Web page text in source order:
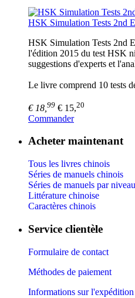
HSK Simulation Tests 2nd
HSK Simulation Tests 2nd
l'édition 2015 du test HSK
suggestions d'experts et
Le livre comprend 10 tests
€ 18, 99 € 15,20
Commander
Acheter maintenant
Tous les livres chinois
Séries de manuels chinois
Séries de manuels par niveau
Littérature chinoise
Caractères chinois
Service clientèle
Formulaire de contact
Méthodes de paiement
Informations sur l'expédition